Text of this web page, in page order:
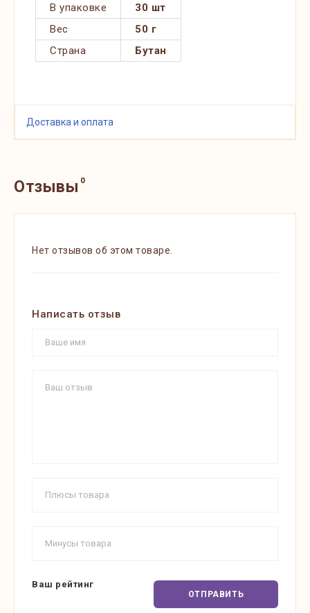
В упаковке
30 шт
Вес
50 г
Страна
Бутан
Доставка и оплата
Отзывы 0
Нет отзывов об этом товаре.
Написать отзыв
Ваш рейтинг
ОТПРАВИТЬ